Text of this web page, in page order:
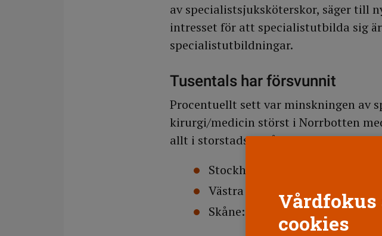
av specialistsjuksköterskor, säger till
intresset för att specialistutbilda sig
specialistutbildningar.
Tusentals har försvunnit
Procentuellt sett var minskningen av
kirurgi/medicin störst i Norrbotten
allt i storstadsområdena som de
Stockholm: Från 4 769 till 1 422
Västra Götaland: Från 4 390 till
Skåne: 2 962 till 967Vårdfokus
cookies